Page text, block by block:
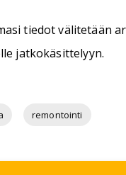
tiedot välitetään
jatkokäsittelyyn.
remontointi